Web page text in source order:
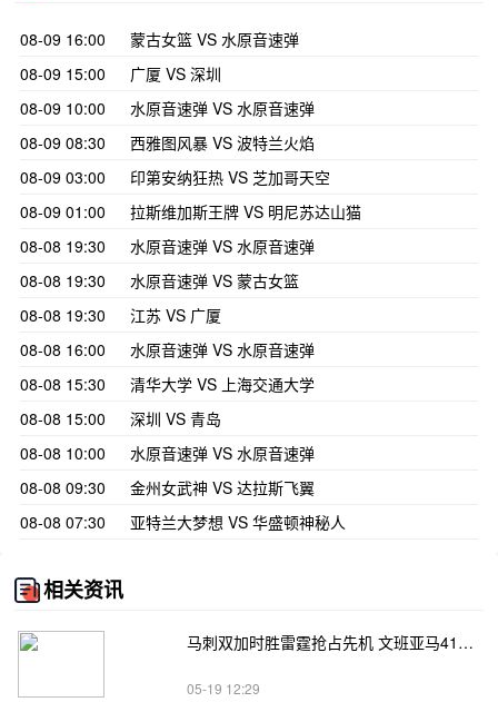
08-09 16:00
蒙古女篮 VS 水原音速弹
08-09 15:00
广厦 VS 深圳
08-09 10:00
水原音速弹 VS 水原音速弹
08-09 08:30
西雅图风暴 VS 波特兰火焰
08-09 03:00
印第安纳狂热 VS 芝加哥天空
08-09 01:00
拉斯维加斯王牌 VS 明尼苏达山猫
08-08 19:30
水原音速弹 VS 水原音速弹
08-08 19:30
水原音速弹 VS 蒙古女篮
08-08 19:30
江苏 VS 广厦
08-08 16:00
水原音速弹 VS 水原音速弹
08-08 15:30
清华大学 VS 上海交通大学
08-08 15:00
深圳 VS 青岛
08-08 10:00
水原音速弹 VS 水原音速弹
08-08 09:30
金州女武神 VS 达拉斯飞翼
08-08 07:30
亚特兰大梦想 VS 华盛顿神秘人
相关资讯
马刺双加时胜雷霆抢占先机 文班亚马41+24 哈珀24+11 亚历山大24+12
05-19 12:29